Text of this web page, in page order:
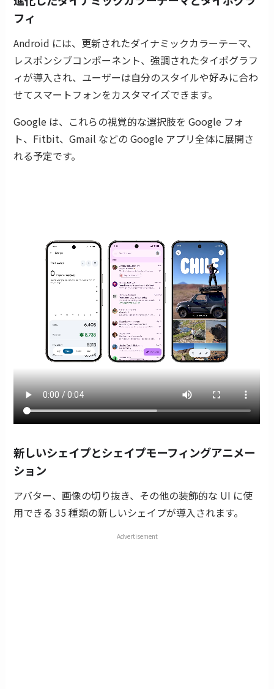
フィ
Android には、更新されたダイナミックカラーテーマ、
レスポンシブコンポーネント、強調されたタイポグラフ
ィが導入され、ユーザーは自分のスタイルや好みに合わ
せてスマートフォンをカスタマイズできます。
Google は、これらの視覚的な選択肢を Google フォ
ト、Fitbit、Gmail などの Google アプリ全体に展開さ
れる予定です。
新しいシェイプとシェイプモーフィングアニメー
ション
アバター、画像の切り抜き、その他の装飾的な UI に使
用できる 35 種類の新しいシェイプが導入されます。
Advertisement